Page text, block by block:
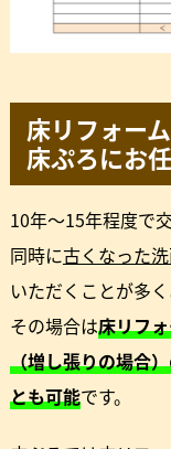
床リフォー
床ぷろにお
10年～15年程度で
同時に古くなった
いただくことが多く
その場合は床リフ
（増し張りの場合
とも可能です。